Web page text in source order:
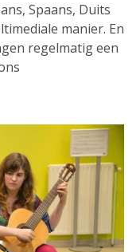
Spaans, Duits
manier. En
regelmatig een